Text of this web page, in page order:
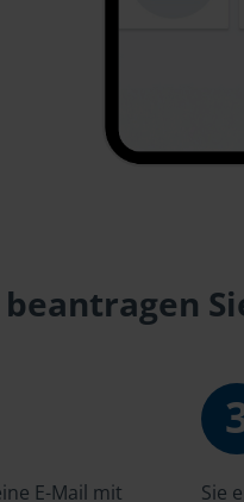
E-Mail mit Sie